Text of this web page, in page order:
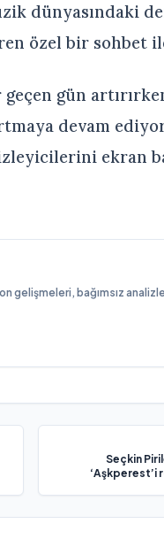
dünyasındaki
özel bir sohbet
geçen gün
devam
ekran
gelişmeleri, bağımsız
Seçkin
‘Aşkperest’i